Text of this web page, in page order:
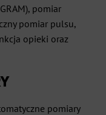
pomiar
pomiar pulsu,
opieki oraz
pomiary